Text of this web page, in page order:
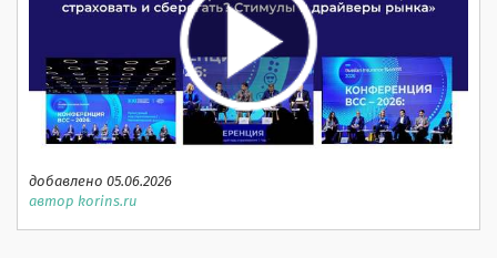
добавлено 05.06.2026
автор korins.ru